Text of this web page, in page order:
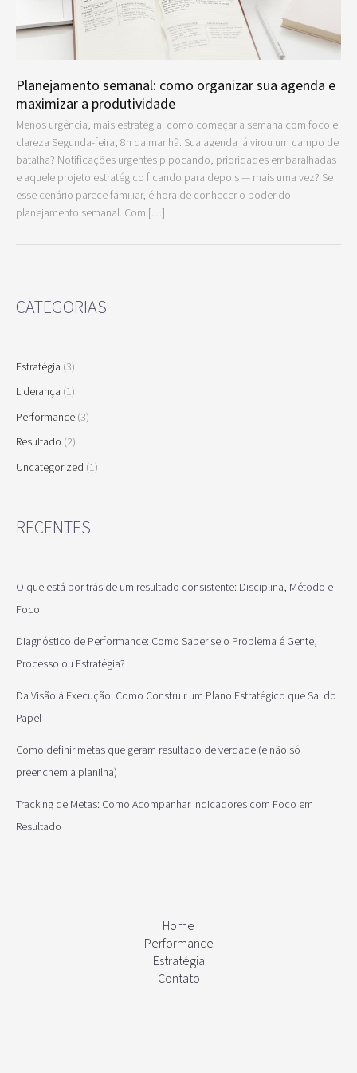
Planejamento semanal: como organizar sua agenda e
maximizar a produtividade
Menos urgência, mais estratégia: como começar a semana com foco e
clareza Segunda-feira, 8h da manhã. Sua agenda já virou um campo de
batalha? Notificações urgentes pipocando, prioridades embaralhadas
e aquele projeto estratégico ficando para depois — mais uma vez? Se
esse cenário parece familiar, é hora de conhecer o poder do
planejamento semanal. Com […]
CATEGORIAS
Estratégia (3)
Liderança (1)
Performance (3)
Resultado (2)
Uncategorized (1)
RECENTES
O que está por trás de um resultado consistente: Disciplina, Método e
Foco
Diagnóstico de Performance: Como Saber se o Problema é Gente,
Processo ou Estratégia?
Da Visão à Execução: Como Construir um Plano Estratégico que Sai do
Papel
Como definir metas que geram resultado de verdade (e não só
preenchem a planilha)
Tracking de Metas: Como Acompanhar Indicadores com Foco em
Resultado
Home
Performance
Estratégia
Contato